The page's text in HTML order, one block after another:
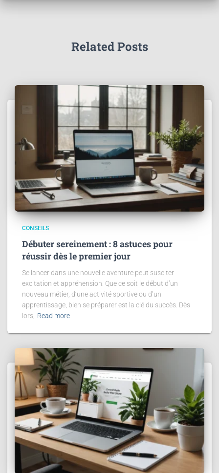
Related Posts
CONSEILS
Débuter sereinement : 8 astuces pour
réussir dès le premier jour
Se lancer dans une nouvelle aventure peut susciter
excitation et appréhension. Que ce soit le début d’un
nouveau métier, d’une activité sportive ou d’un
apprentissage, bien se préparer est la clé du succès. Dès
lors, Read more